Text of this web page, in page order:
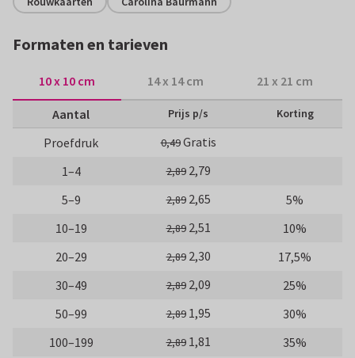
Formaten en tarieven
10 x 10 cm 14 x 14 cm 21 x 21 cm
Aantal Prijs p/s Korting
Proefdruk 0,49Gratis
1–4
2,89 2,79
5–9
2,89 2,65
5%
10–19
2,89 2,51
10%
20–29
2,89 2,30
17,5%
30–49
2,89 2,09
25%
50–99
2,89 1,95
30%
100–199
2,89 1,81
35%